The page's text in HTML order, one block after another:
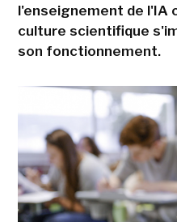
l'enseignement de l'IA
culture scientifique
son fonctionnement.